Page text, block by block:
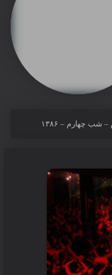
– ۱۳۸۶
شب چهارم – ۱۳۸۶